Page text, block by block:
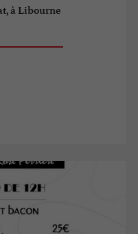
à Libourne